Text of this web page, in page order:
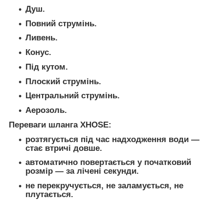
Душ.
Повний струмінь.
Ливень.
Конус.
Під кутом.
Плоский струмінь.
Центральний струмінь.
Аерозоль.
Переваги шланга XHOSE:
розтягується під час надходження води —
стає втричі довше.
автоматично повертається у початковий
розмір — за лічені секунди.
не перекручується, не заламується, не
плутається.